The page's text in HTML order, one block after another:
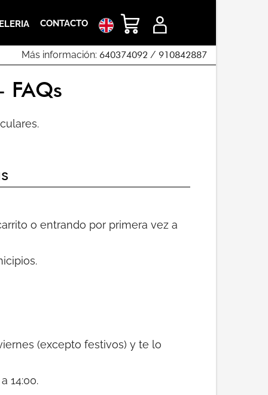
CONTACTO
Más información: 640374092 / 910842887
FAQs
o entrando por primera vez a
(excepto festivos) y te lo
14:00.